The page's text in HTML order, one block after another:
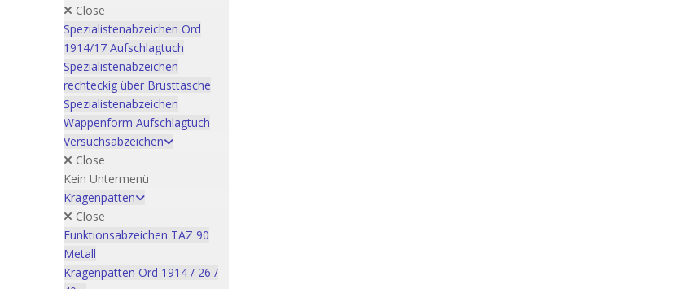
Close
Spezialistenabzeichen Ord
1914/17 Aufschlagtuch
Spezialistenabzeichen
rechteckig über Brusttasche
Spezialistenabzeichen
Wappenform Aufschlagtuch
Versuchsabzeichen
Close
Kein Untermenü
Kragenpatten
Close
Funktionsabzeichen TAZ 90
Metall
Kragenpatten Ord 1914 / 26 /